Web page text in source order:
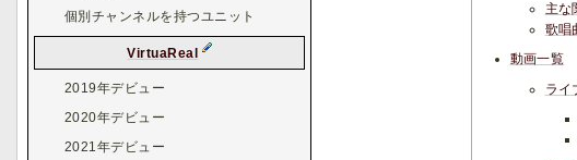
主な
歌唱
動画一覧
ライ
個別チャンネルを持つユニット
VirtuaReal
2019年デビュー
2020年デビュー
2021年デビュー